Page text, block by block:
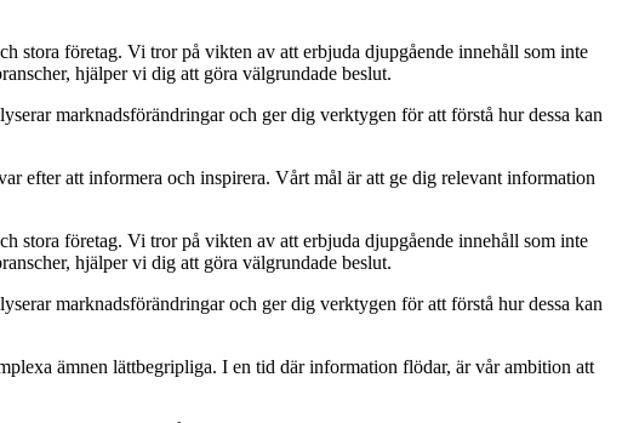
stora företag. Vi tror på vikten av att erbjuda djupgående innehåll som inte
hjälper vi dig att göra välgrundade beslut.
marknadsförändringar och ger dig verktygen för att förstå hur dessa kan
efter att informera och inspirera. Vårt mål är att ge dig relevant information
stora företag. Vi tror på vikten av att erbjuda djupgående innehåll som inte
hjälper vi dig att göra välgrundade beslut.
marknadsförändringar och ger dig verktygen för att förstå hur dessa kan
ämnen lättbegripliga. I en tid där information flödar, är vår ambition att